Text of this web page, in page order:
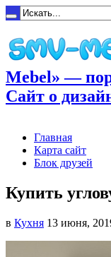
Mebel» —
Сайт о
Главная
Карта сайт
Блок друзей
Купить
в Кухня 13 июня,